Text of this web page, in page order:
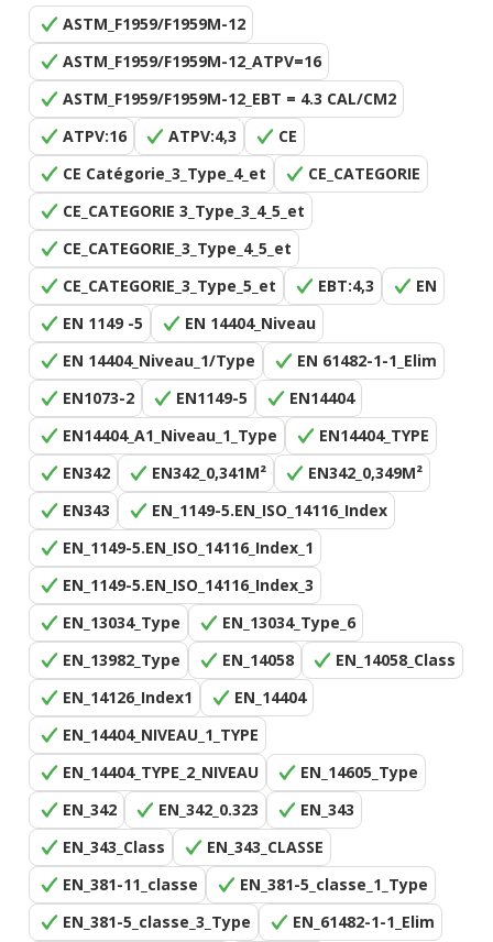
ASTM_F1959/F1959M-12
ASTM_F1959/F1959M-12_ATPV=16
ASTM_F1959/F1959M-12_EBT = 4.3 CAL/CM2
ATPV:16
ATPV:4,3
CE
CE Catégorie_3_Type_4_et
CE_CATEGORIE
CE_CATEGORIE 3_Type_3_4_5_et
CE_CATEGORIE_3_Type_4_5_et
CE_CATEGORIE_3_Type_5_et
EBT:4,3
EN
EN 1149 -5
EN 14404_Niveau
EN 14404_Niveau_1/Type
EN 61482-1-1_Elim
EN1073-2
EN1149-5
EN14404
EN14404_A1_Niveau_1_Type
EN14404_TYPE
EN342
EN342_0,341M²
EN342_0,349M²
EN343
EN_1149-5.EN_ISO_14116_Index
EN_1149-5.EN_ISO_14116_Index_1
EN_1149-5.EN_ISO_14116_Index_3
EN_13034_Type
EN_13034_Type_6
EN_13982_Type
EN_14058
EN_14058_Class
EN_14126_Index1
EN_14404
EN_14404_NIVEAU_1_TYPE
EN_14404_TYPE_2_NIVEAU
EN_14605_Type
EN_342
EN_342_0.323
EN_343
EN_343_Class
EN_343_CLASSE
EN_381-11_classe
EN_381-5_classe_1_Type
EN_381-5_classe_3_Type
EN_61482-1-1_Elim